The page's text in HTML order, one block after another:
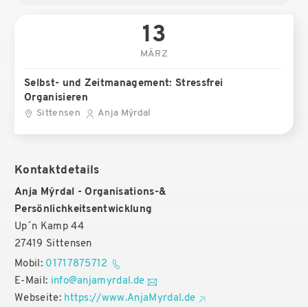
13
MÄRZ
Selbst- und Zeitmanagement: Stressfrei
Organisieren
Sittensen Anja Mýrdal
Kontaktdetails
Anja Mýrdal - Organisations-&
Persönlichkeitsentwicklung
Up´n Kamp 44
27419 Sittensen
Mobil: 01717875712
E-Mail: info@anjamyrdal.de
Webseite: https://www.AnjaMyrdal.de